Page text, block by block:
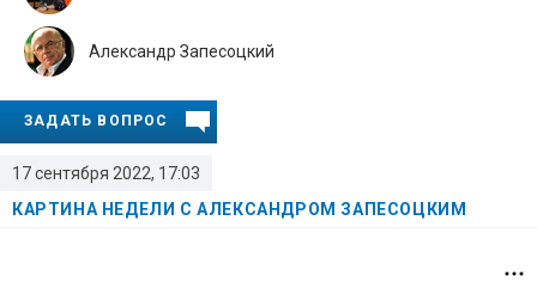
17 сентября 2022, 17:03
КАРТИНА НЕДЕЛИ С АЛЕКСАНДРОМ ЗАПЕСОЦКИМ
Александр Запесоцкий
ЗАДАТЬ ВОПРОС